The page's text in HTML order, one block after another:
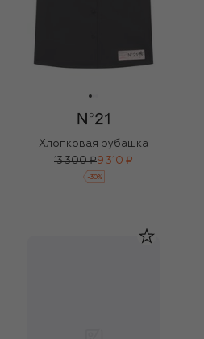
Хлопковая рубашка
13 300 ₽9 310 ₽
-30%